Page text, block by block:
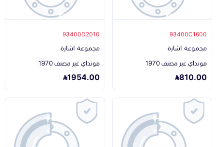
93400C1600
مجموعة اشارة
هونداي غير مصنف 1970
810.00
93400D2010
مجموعة اشارة
هونداي غير مصنف 1970
1954.00